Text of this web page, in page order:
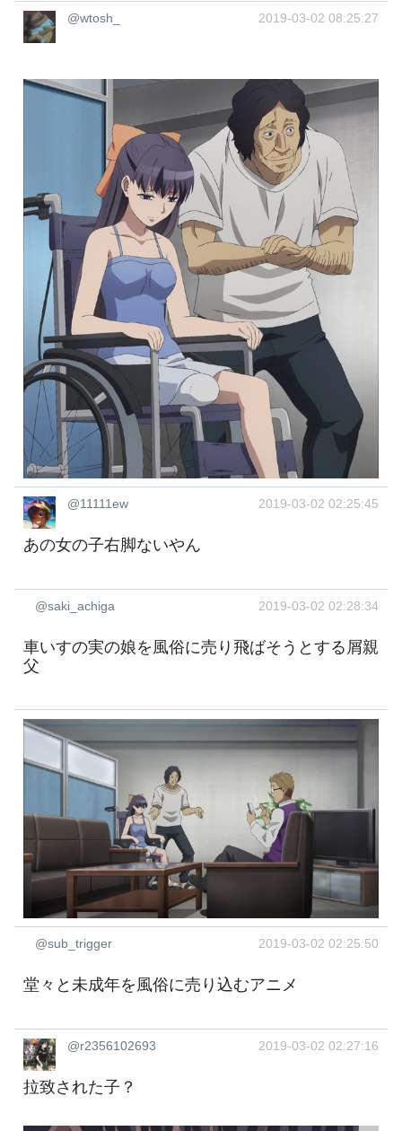
@wtosh_ 2019-03-02 08:25:27
@11111ew 2019-03-02 02:25:45
あの女の子右脚ないやん
@saki_achiga 2019-03-02 02:28:34
車いすの実の娘を風俗に売り飛ばそうとする屑親
父
@sub_trigger 2019-03-02 02:25:50
堂々と未成年を風俗に売り込むアニメ
@r2356102693 2019-03-02 02:27:16
拉致された子？